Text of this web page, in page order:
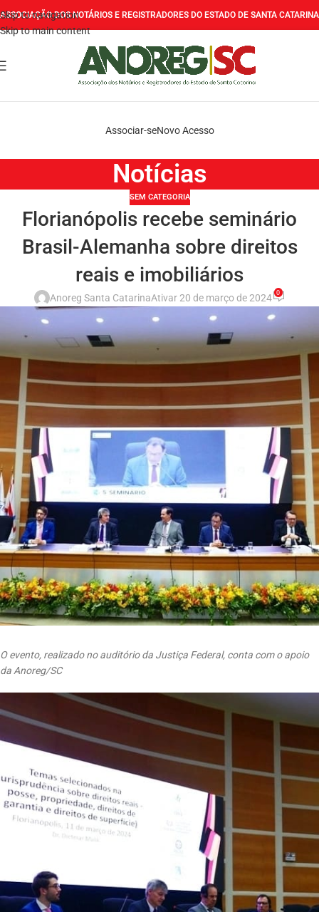
Skip to navigation
Skip to main content
ASSOCIAÇÃO DOS NOTÁRIOS E REGISTRADORES DO ESTADO DE SANTA CATARINA
Associar-seNovo Acesso
Notícias
SEM CATEGORIA
Florianópolis recebe seminário
Brasil-Alemanha sobre direitos
reais e imobiliários
Anoreg Santa CatarinaAtivar 20 de março de 2024 0
O evento, realizado no auditório da Justiça Federal, conta com o apoio
da Anoreg/SC